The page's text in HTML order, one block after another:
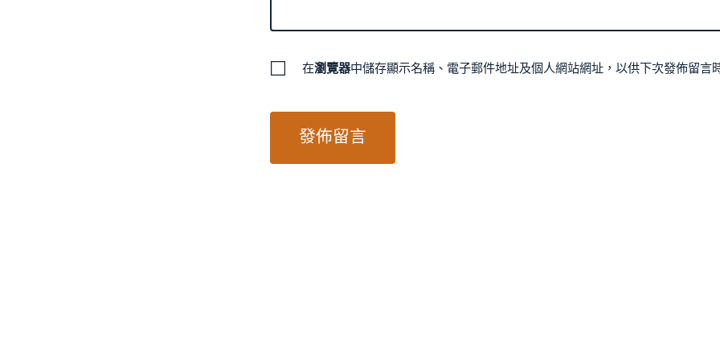
在瀏覽器中儲存顯示名稱、電子郵件地址及個人網站網址，以供下次發佈留言